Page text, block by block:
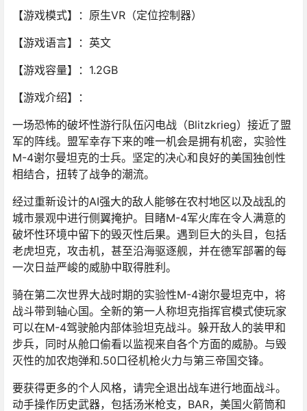
【游戏模式】：原生VR（定位控制器）
【游戏语言】：英文
【游戏容量】：1.2GB
【游戏介绍】：
一场恐怖的破坏性游行队伍闪电战（Blitzkrieg）接近了盟
军的阵线。盟军幸存下来的唯一机会是拥有机密，实验性
M-4谢尔曼坦克的士兵。坚定的决心和良好的美国独创性
相结合，扭转了战争的潮流。
经过重新设计的AI强大的敌人能够在农村地区以及战乱的
城市景观中进行侧翼掩护。目睹M-4军火库在令人满意的
破坏性环境中留下的毁灭性后果。遇到巨大的头目，包括
老虎坦克，攻击机，甚至沿海驱逐舰，并在德军部署的每
一次日益严峻的威胁中取得胜利。
骑在第二次世界大战时期的实验性M-4谢尔曼坦克中，将
战斗带到轴心国。全新的第一人称坦克指挥官模式使玩家
可以在M-4驾驶舱内部体验坦克战斗。躲开敌人的装甲和
步兵，同时从舱口偷看以监视来自各个方面的威胁。与毁
灭性的加农炮弹和.50口径机枪火力与第三帝国交锋。
要获得更多的个人风格，请完全退出战车进行地面战斗。
动手操作历史武器，包括汤米枪支，BAR，美国火箭筒和